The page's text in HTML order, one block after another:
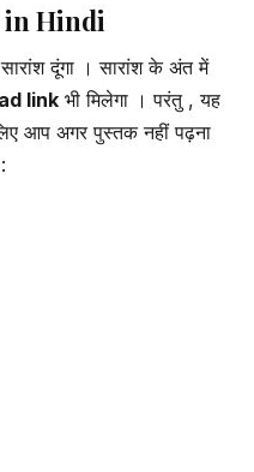
Hindi
दूंगा । सारांश के अंत में
link भी मिलेगा । परंतु , यह
आप अगर पुस्तक नहीं पढ़ना